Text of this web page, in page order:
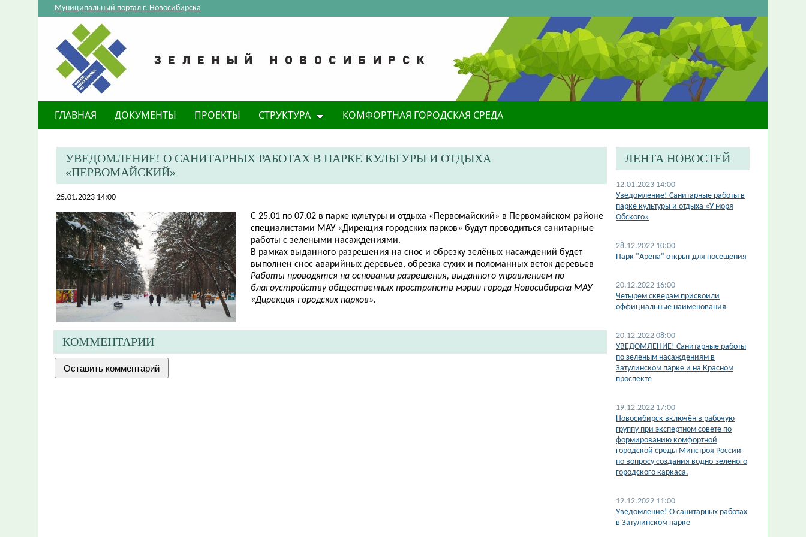
Муниципальный портал г. Новосибирска
ГЛАВНАЯ ДОКУМЕНТЫ ПРОЕКТЫ СТРУКТУРА КОМФОРТНАЯ ГОРОДСКАЯ СРЕДА
​УВЕДОМЛЕНИЕ! О САНИТАРНЫХ РАБОТАХ В ПАРКЕ КУЛЬТУРЫ И ОТДЫХА
«ПЕРВОМАЙСКИЙ»
25.01.2023 14:00
С 25.01 по 07.02 в парке культуры и отдыха «Первомайский» в Первомайском районе
специалистами МАУ «Дирекция городских парков» будут проводиться санитарные
работы с зелеными насаждениями.
В рамках выданного разрешения на снос и обрезку зелёных насаждений будет
выполнен снос аварийных деревьев, обрезка сухих и поломанных веток деревьев
Работы проводятся на основании разрешения, выданного управлением по
благоустройству общественных пространств мэрии города Новосибирска МАУ
«Дирекция городских парков».
КОММЕНТАРИИ
ЛЕНТА НОВОСТЕЙ
12.01.2023 14:00
​Уведомление! Санитарные работы в
парке культуры и отдыха «У моря
Обского»
28.12.2022 10:00
Парк "Арена" открыт для посещения
20.12.2022 16:00
Четырем скверам присвоили
оффициальные наименования
20.12.2022 08:00
УВЕДОМЛЕНИЕ! Санитарные работы
по зеленым насаждениям в
Затулинском парке и на Красном
проспекте
19.12.2022 17:00
Новосибирск включён в рабочую
группу при экспертном совете по
формированию комфортной
городской среды Минстроя России
по вопросу создания водно-зеленого
городского каркаса.
12.12.2022 11:00
​Уведомление! О санитарных работах
в Затулинском парке